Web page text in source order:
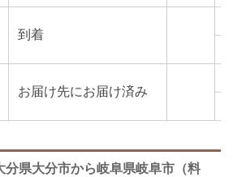
到着
お届け先にお届け済み
分県大分市から岐阜県岐阜市（料